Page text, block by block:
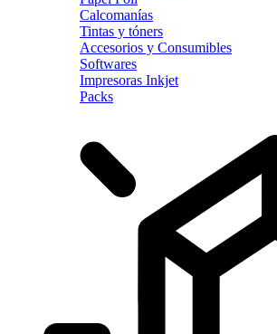
Calcomanías
Tintas y tóners
Accesorios y Consumibles
Softwares
Impresoras Inkjet
Packs